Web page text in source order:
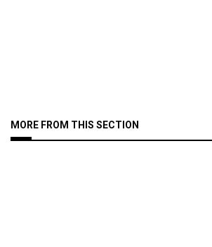
MORE FROM THIS SECTION